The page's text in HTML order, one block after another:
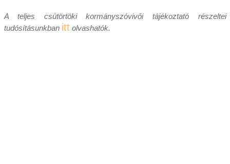
A teljes csütörtöki kormányszóvivői tájékoztató részeltei
tudósításunkban ittolvashatók.